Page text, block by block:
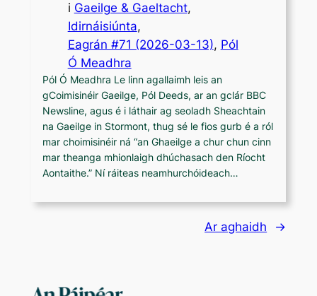
i Gaeilge & Gaeltacht
Idirnáisiúnta,
Eagrán #71 (2026-03-13), Pól
Ó Meadhra
Pól Ó Meadhra Le linn agallaimh leis an
gCoimisinéir Gaeilge, Pól Deeds, ar an gclár BBC
Newsline, agus é i láthair ag seoladh Sheachtain
na Gaeilge in Stormont, thug sé le fios gurb é a ról
mar choimisinéir ná “an Ghaeilge a chur chun cinn
mar theanga mhionlaigh dhúchasach den Ríocht
Aontaithe.” Ní ráiteas neamhurchóideach…
Ar aghaidh →